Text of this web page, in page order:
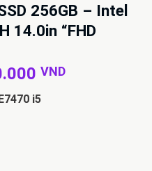
256GB – Intel
14.0in “FHD
VNDGiá
i5